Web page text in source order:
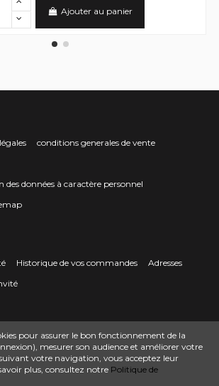
Ajouter au panier
conditions generales de vente
données à caractère personnel
Historique de vos commandes
Adresses
48800 Pied-de-Borne
0624436257
motoculture.com
pour assurer le bon fonctionnement de la
mesurer son audience et améliorer votre
votre navigation, vous acceptez leur
plus, consultez notre Politique de